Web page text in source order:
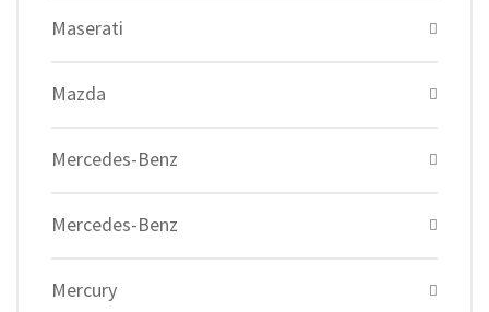
Maserati
Mazda
Mercedes-Benz
Mercedes-Benz
Mercury